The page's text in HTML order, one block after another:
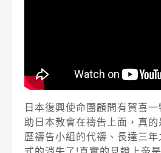
日本復興使命團顧問有賀喜
助日本教會在禱告上面，真
歷禱告小組的代禱、長達三